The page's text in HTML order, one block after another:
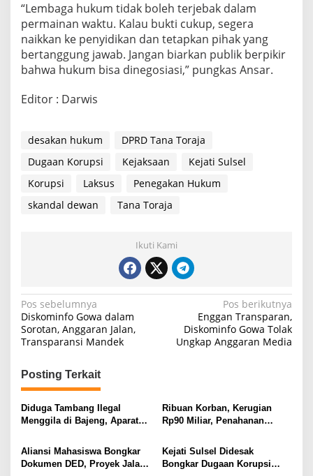
“Lembaga hukum tidak boleh terjebak dalam
permainan waktu. Kalau bukti cukup, segera
naikkan ke penyidikan dan tetapkan pihak yang
bertanggung jawab. Jangan biarkan publik berpikir
bahwa hukum bisa dinegosiasi,” pungkas Ansar.
Editor : Darwis
desakan hukum
DPRD Tana Toraja
Dugaan Korupsi
Kejaksaan
Kejati Sulsel
Korupsi
Laksus
Penegakan Hukum
skandal dewan
Tana Toraja
Ikuti Kami
N
a
v
i
g
a
s
i
p
Pos sebelumnya
Diskominfo Gowa dalam
Sorotan, Anggaran Jalan,
Transparansi Mandek
Pos berikutnya
Enggan Transparan,
Diskominfo Gowa Tolak
Ungkap Anggaran Media
Posting Terkait
Diduga Tambang Ilegal
Menggila di Bajeng, Aparat
Ribuan Korban, Kerugian
Rp90 Miliar, Penahanan
Misteri
Aliansi Mahasiswa Bongkar
Dokumen DED, Proyek Jalan
Kejati Sulsel Didesak
Bongkar Dugaan Korupsi